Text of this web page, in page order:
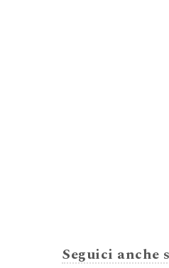
Seguici anche